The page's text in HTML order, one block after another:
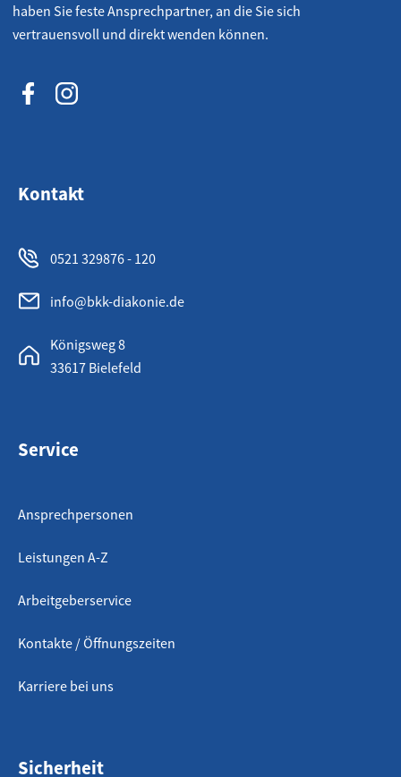
haben Sie feste Ansprechpartner, an die Sie sich
vertrauensvoll und direkt wenden können.
Kontakt
0521 329876 - 120
info@bkk-diakonie.de
Königsweg 8
33617 Bielefeld
Service
Ansprechpersonen
Leistungen A-Z
Arbeitgeberservice
Kontakte / Öffnungszeiten
Karriere bei uns
Sicherheit